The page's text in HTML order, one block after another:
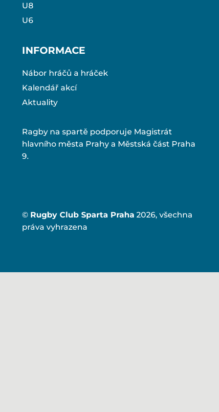
U8
U6
INFORMACE
Nábor hráčů a hráček
Kalendář akcí
Aktuality
Ragby na spartě podporuje Magistrát
hlavního města Prahy a Městská část Praha
9.
© Rugby Club Sparta Praha 2026, všechna
práva vyhrazena